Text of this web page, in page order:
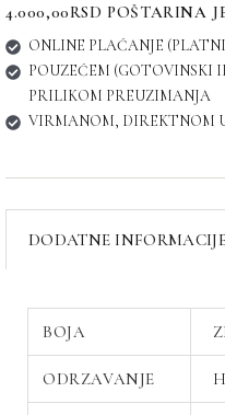
4.000,00RSD POŠTARINA
ONLINE PLAĆANJE
POUZEĆEM
PRILIKOM PREUZIMANJA
VIRMANOM, DIREKTNOM
DODATNE
BOJA
ODRZAVANJE